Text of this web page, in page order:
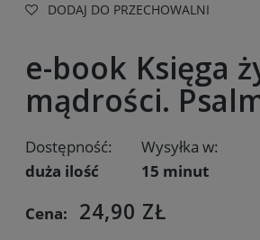
DODAJ DO PRZECHOWALNI
e-book Księga
mądrości.
Dostępność:
duża ilość
Wysyłka w:
15 minut
Cena: 24,90 ZŁ